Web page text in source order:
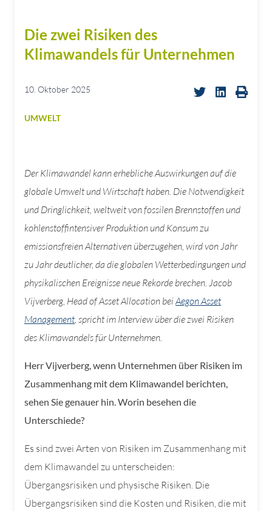
Die zwei Risiken des
Klimawandels für Unternehmen
10. Oktober 2025
UMWELT
Der Klimawandel kann erhebliche Auswirkungen auf die
globale Umwelt und Wirtschaft haben. Die Notwendigkeit
und Dringlichkeit, weltweit von fossilen Brennstoffen und
kohlenstoffintensiver Produktion und Konsum zu
emissionsfreien Alternativen überzugehen, wird von Jahr
zu Jahr deutlicher, da die globalen Wetterbedingungen und
physikalischen Ereignisse neue Rekorde brechen. Jacob
Vijverberg, Head of Asset Allocation beiAegon Asset
Management, spricht im Interview über die zwei Risiken
des Klimawandels für Unternehmen.
Herr Vijverberg, wenn Unternehmen über Risiken im
Zusammenhang mit dem Klimawandel berichten,
sehen Sie genauer hin. Worin besehen die
Unterschiede?
Es sind zwei Arten von Risiken im Zusammenhang mit
dem Klimawandel zu unterscheiden:
Übergangsrisiken und physische Risiken. Die
Übergangsrisiken sind die Kosten und Risiken, die mit